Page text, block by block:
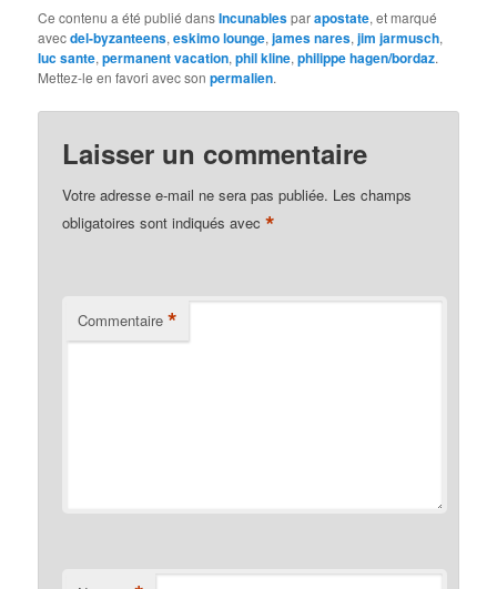
lien
par
e-
mail
à
un
dans
nouvelle
fenêtre)
une
nouvelle
fenêtre)
Facebook(ouvre
dans
une
nouvelle
fenêtre)
Ce contenu a été publié dansIncunablesparapostate, et marqué
avecdel-byzanteens,eskimo lounge,james nares,jim jarmusch,
luc sante,permanent vacation,phil kline,philippe hagen/bordaz.
Mettez-le en favori avec sonpermalien.
Laisser un commentaire
Votre adresse e-mail ne sera pas publiée. Les champs
obligatoires sont indiqués avec*
Commentaire *